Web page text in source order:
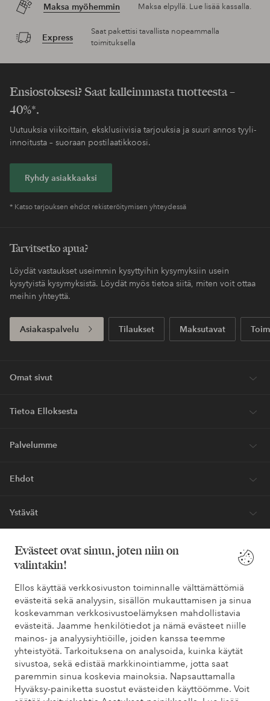
Evästeet ovat sinun, joten niin on
valintakin!
Ellos käyttää verkkosivuston toiminnalle välttämättömiä
evästeitä sekä analyysin, sisällön mukauttamisen ja sinua
koskevamman verkkosivustoelämyksen mahdollistavia
evästeitä. Jaamme henkilötiedot ja nämä evästeet niille
mainos- ja analyysiyhtiöille, joiden kanssa teemme
yhteistyötä. Tarkoituksena on analysoida, kuinka käytät
sivustoa, sekä edistää markkinointiamme, jotta saat
paremmin sinua koskevia mainoksia. Napsauttamalla
Hyväksy-painiketta suostut evästeiden käyttöömme. Voit
Maksa myöhemmin Maksa elpyllä. Lue lisää kassalla.
Express
Saat pakettisi tavallista nopeammalla
toimituksella
Ensiostoksesi? Saat kalleimmasta tuotteesta –
40%*.
Uutuuksia viikoittain, eksklusiivisia tarjouksia ja suuri annos tyyli-
innoitusta – suoraan postilaatikkoosi.
Ryhdy asiakkaaksi
* Katso tarjouksen ehdot rekisteröitymisen yhteydessä
Tarvitsetko apua?
Löydät vastaukset useimmin kysyttyihin kysymyksiin usein
kysytyistä kysymyksistä. Löydät myös tietoa siitä, miten voit ottaa
meihin yhteyttä.
Asiakaspalvelu Tilaukset Maksutavat
Omat sivut
Tietoa Elloksesta
Palvelumme
Ehdot
Ystävät
Turvalliset maksut – maksa nyt tai erissä
Haluatko tietää
lisää maksuvaihtoehdoistamme
elpy elpy
Suomi - Valitse maa
Facebook Instagram Pinterest Youtube